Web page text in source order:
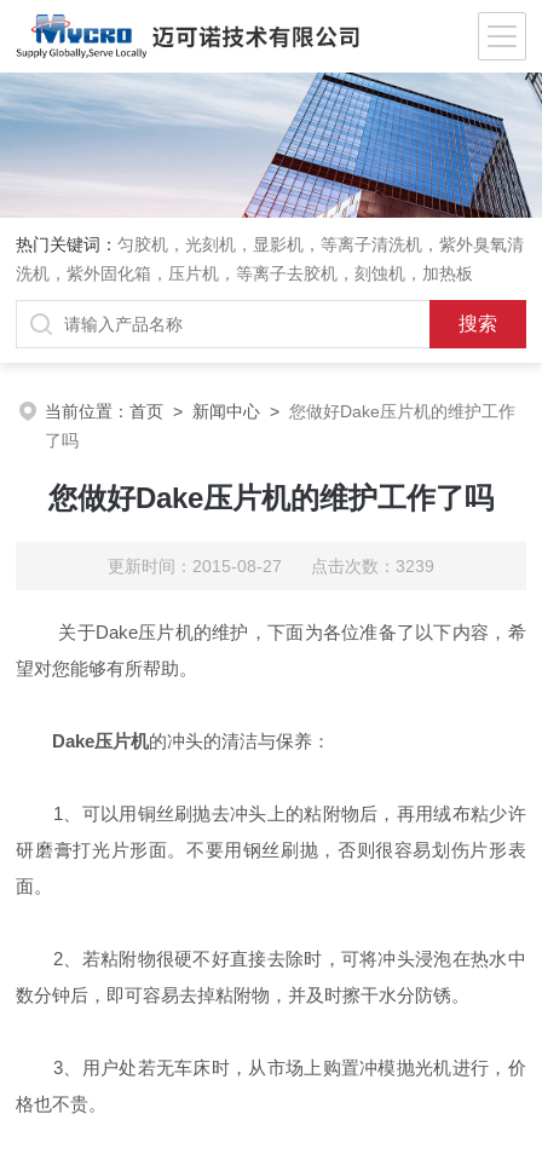
热门关键词：匀胶机，光刻机，显影机，等离子清洗机，紫外臭氧清
洗机，紫外固化箱，压片机，等离子去胶机，刻蚀机，加热板
当前位置：首页 > 新闻中心 >您做好Dake压片机的维护工作
了吗
您做好Dake压片机的维护工作了吗
更新时间：2015-08-27 点击次数：3239
关于Dake压片机的维护，下面为各位准备了以下内容，希
望对您能够有所帮助。
Dake压片机的冲头的清洁与保养：
1、可以用铜丝刷抛去冲头上的粘附物后，再用绒布粘少许
研磨膏打光片形面。不要用钢丝刷抛，否则很容易划伤片形表
面。
2、若粘附物很硬不好直接去除时，可将冲头浸泡在热水中
数分钟后，即可容易去掉粘附物，并及时擦干水分防锈。
3、用户处若无车床时，从市场上购置冲模抛光机进行，价
格也不贵。